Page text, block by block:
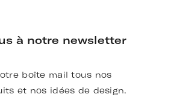
à notre newsletter
boîte mail tous nos
et nos idées de design.